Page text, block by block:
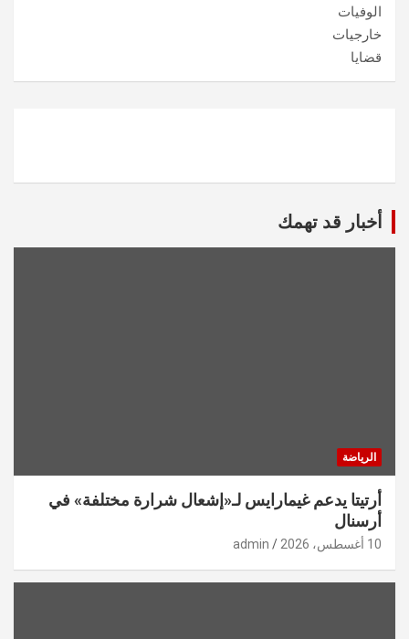
الوفيات
خارجيات
قضايا
أخبار قد تهمك
الرياضة
أرتيتا يدعم غيمارايس لـ«إشعال شرارة مختلفة» في
أرسنال
10 أغسطس، 2026 admin